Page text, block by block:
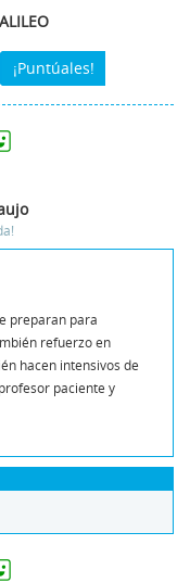
¡Puntúales!
preparan para
refuerzo en
hacen intensivos de
paciente y